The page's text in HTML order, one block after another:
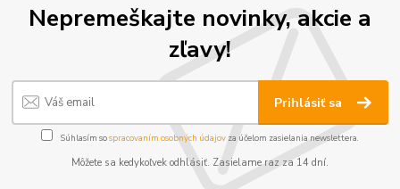
Nepremeškajte novinky, akcie a
zľavy!
Prihlásiť sa
Súhlasím sospracovaním osobných údajov za účelom zasielania newslettera.
Môžete sa kedykoľvek odhlásiť. Zasielame raz za 14 dní.